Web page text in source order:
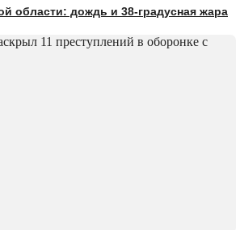
области: дождь и 38-градусная жара